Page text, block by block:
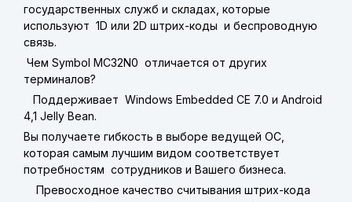
государственных служб и складах, которые
используют 1D или 2D штрих-коды и беспроводную
связь.
Чем Symbol MC32N0 отличается от других
терминалов?
Поддерживает Windows Embedded CE 7.0 и Android
4,1 Jelly Bean.
Вы получаете гибкость в выборе ведущей ОС,
которая самым лучшим видом соответствует
потребностям сотрудников и Вашего бизнеса.
Превосходное качество считывания штрих-кода